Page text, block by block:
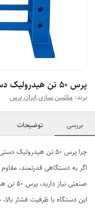
پرس 50 تن هیدرولیک دستی ایران پرس
برند: ماشین سازی ایران پرس
بررسی توضیحات
چرا پرس ۵۰ تن هیدرولیک دستی انتخاب مناسبی است؟
اگر به دستگاهی قدرتمند،
صنعتی
این دستگاه با ظرفیت فشار